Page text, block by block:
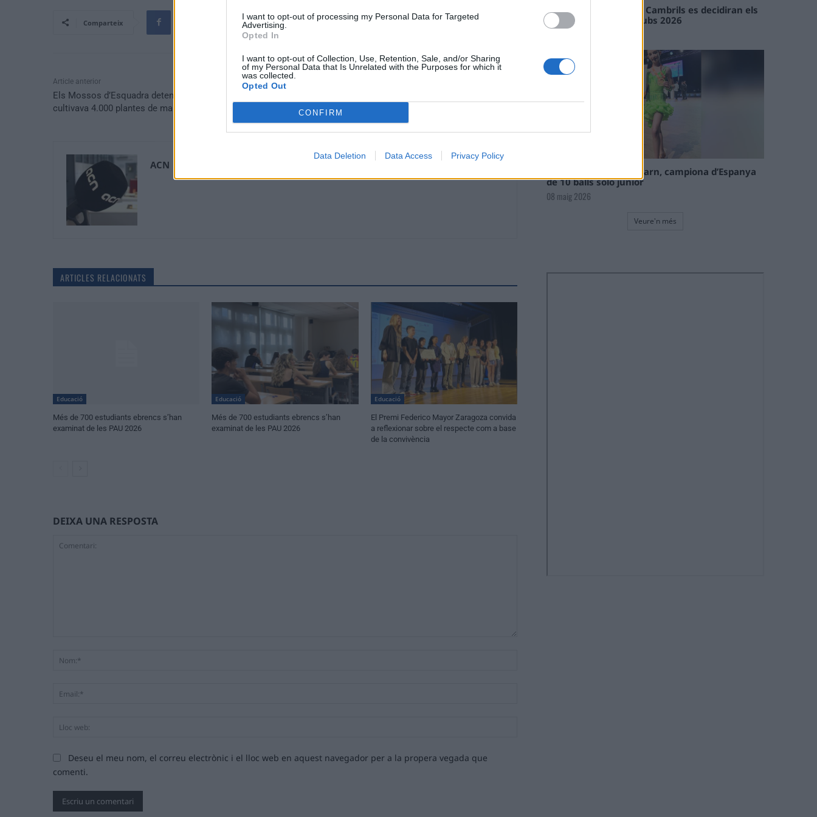
I want to opt-out of processing my Personal Data for Targeted
Advertising.
Opted In
I want to opt-out of Collection, Use, Retention, Sale, and/or Sharing
of my Personal Data that Is Unrelated with the Purposes for which it
was collected.
Opted Out
CONFIRM
Data Deletion Data Access Privacy Policy
Comparteix
Article anterior
Els Mossos d’Esquadra detenen un home que
cultivava 4.000 plantes de marihuana a Batea
ACN
ARTICLES RELACIONATS
Educació
Més de 700 estudiants ebrencs s’han
examinat de les PAU 2026
Educació
Més de 700 estudiants ebrencs s’han
examinat de les PAU 2026
Educació
El Premi Federico Mayor Zaragoza convida
a reflexionar sobre el respecte com a base
de la convivència
DEIXA UNA RESPOSTA
Deseu el meu nom, el correu electrònic i el lloc web en aquest navegador per a la propera vegada que
comenti.
En les tirades de Flix i Cambrils es decidiran els
campions de l’Interclubs 2026
La tortosina Cinta Talarn, campiona d’Espanya
de 10 balls solo júnior
08 maig 2026
Veure'n més